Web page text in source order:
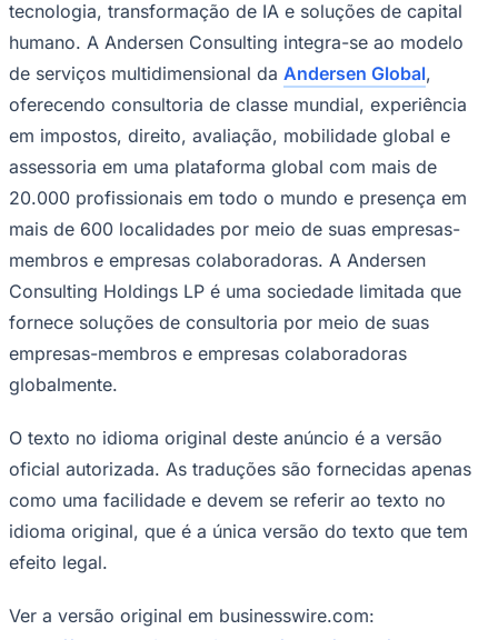
Sul-Americana
Copa América
Champions League
Premier League
La Liga
Bundesliga
Mundial 2026
Times - Ir direto
tecnologia, transformação de IA e soluções de capital
humano. A Andersen Consulting integra-se ao modelo
de serviços multidimensional da Andersen Global,
oferecendo consultoria de classe mundial, experiência
em impostos, direito, avaliação, mobilidade global e
assessoria em uma plataforma global com mais de
20.000 profissionais em todo o mundo e presença em
mais de 600 localidades por meio de suas empresas-
membros e empresas colaboradoras. A Andersen
Consulting Holdings LP é uma sociedade limitada que
fornece soluções de consultoria por meio de suas
empresas-membros e empresas colaboradoras
globalmente.
O texto no idioma original deste anúncio é a versão
oficial autorizada. As traduções são fornecidas apenas
como uma facilidade e devem se referir ao texto no
idioma original, que é a única versão do texto que tem
efeito legal.
Ver a versão original em businesswire.com: